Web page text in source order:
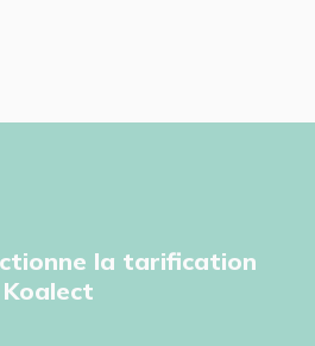
la tarification
Koalect